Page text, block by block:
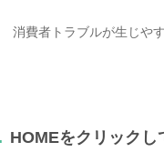
消費者トラブルが生じや
HOMEをクリックし